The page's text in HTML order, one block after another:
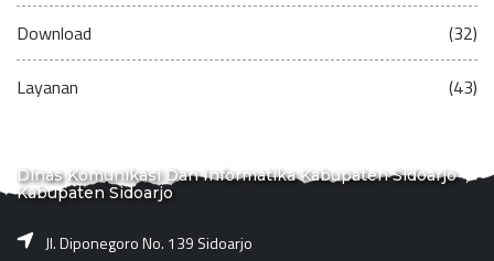
Download (32)
Layanan (43)
Dinas Komunikasi Dan Informatika Kabupaten Sidoarjo
Kabupaten Sidoarjo
Jl. Diponegoro No. 139 Sidoarjo